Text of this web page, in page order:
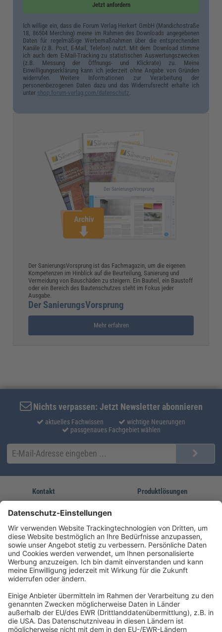
Jetzt anfordern
Ich willige ein, dass die Forum Verlag Herkert GmbH (Mandichostraße
18, 86504 Merching) meine im Rahmen des Downloads angegebenen
Daten für regelmäßige Werbemaßnahmen über die entsprechenden
Kanäle (z.B. Post, E-Mail, Telefon) nutzt. Mit dem Download stimme
ich auch dem E-Mail-Tracking zu statistischen Auswertungszwecken
(z.B. Messung der Öffnungs- und Klickrate) zu. Meine
Einwilligungserklärung kann ich jederzeit ohne Angabe von Gründen
widerrufen. Weitere Informationen zur Verarbeitung der
personenbezogenen Daten dazu und das Widerrufsrecht erhalte ich
unter shop.forum-verlag.com/datenschutz.
Der SanierungsVorsprung ist das Fachmagazin, um die eigenen
Kompetenzen im Hinblick auf die Beurteilung, Sanierung und
Vermeidung von Bauschäden zu steigern. Ein Bauteil, ein Baustoff
oder ein Bereich des Bautenschutzes steht im Fokus jeder
Ausgabe.
Der SanierungsVorsprung
Mehr erfahren
Nichts verpassen: Jetzt Newsletter abonnieren
aktuelles Fachwissen
wichtige Neuerungen
passgenaues Fachgebiet wählen
Kontakt
service@forum-verlag.com
Mo-Do 07:30 - 17:00 Uhr
Fr 07:30 - 15:00 Uhr
Produktlösungen
Unsere Marken
Folgen Sie uns